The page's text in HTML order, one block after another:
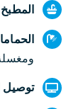
المطبخ
توصيل